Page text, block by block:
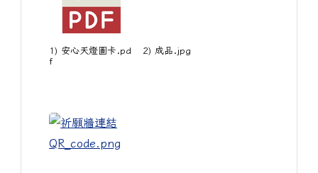
1) 安心天燈圖卡.pd
f
2) 成品.jpg